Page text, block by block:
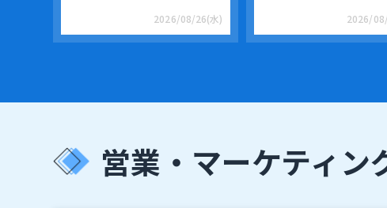
2026/08/26(水) 2026/
営業・マーケティン